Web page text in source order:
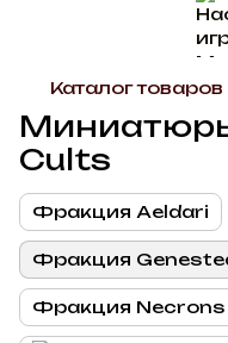
Каталог товаров
Cults
Фракция Aeldari
Фракция
Фракция Necrons